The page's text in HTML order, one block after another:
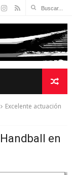
Excelente actuación
en